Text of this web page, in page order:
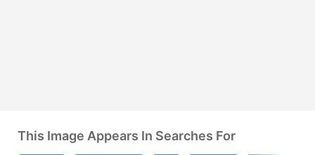
This Image Appears In Searches For